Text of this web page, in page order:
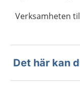
Verksamheten
Det här kan